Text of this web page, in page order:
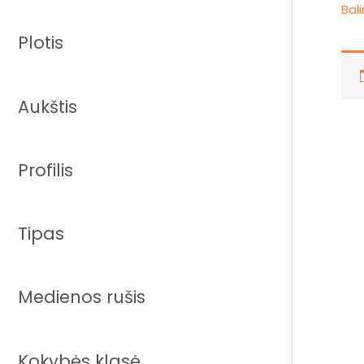
Plotis
Aukštis
Profilis
Tipas
Medienos rušis